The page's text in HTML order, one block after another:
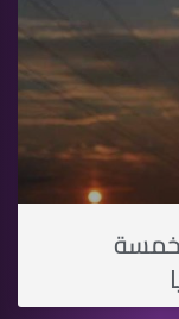
خمسة